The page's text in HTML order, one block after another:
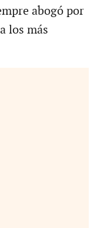
abogó por
los más